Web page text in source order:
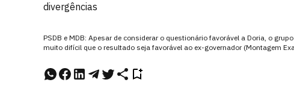
divergências
PSDB e MDB: Apesar de considerar o questionário favorável a Doria, o
muito difícil que o resultado seja favorável ao ex-governador (Montagem